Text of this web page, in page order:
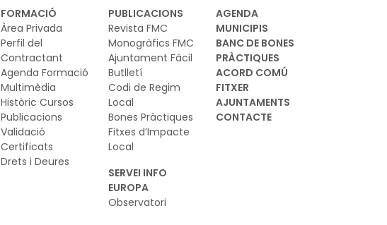
la seguretat digital de la Unió. El pla es basa en
el marc regulador europeu sobre IA i
ciberseguretat i vol garantir que els nous
models d’IA es desenvolupin i s’utilitzin de
manera segura
FORMACIÓ
Àrea Privada
Perfil del
Contractant
Agenda Formació
Multimèdia
Històric Cursos
Publicacions
Validació
Certificats
Drets i Deures
PUBLICACIONS
Revista FMC
Monogràfics FMC
Ajuntament Fàcil
Butlletí
Codi de Regim
Local
Bones Pràctiques
Fitxes d’Impacte
Local
SERVEI INFO
EUROPA
Observatori
AGENDA
MUNICIPIS
BANC DE BONES
PRÀCTIQUES
ACORD COMÚ
FITXER
AJUNTAMENTS
CONTACTE